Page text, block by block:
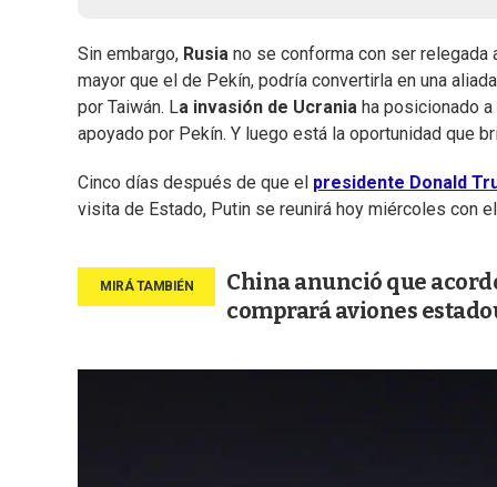
Sin embargo, Rusia no se conforma con ser relegada
mayor que el de Pekín, podría convertirla en una
por Taiwán. La invasión de Ucrania ha posicionado
apoyado por Pekín. Y luego está la oportunidad que
Cinco días después de que el presidente Donald
visita de Estado, Putin se reunirá hoy miércoles con
China anunció que
comprará aviones